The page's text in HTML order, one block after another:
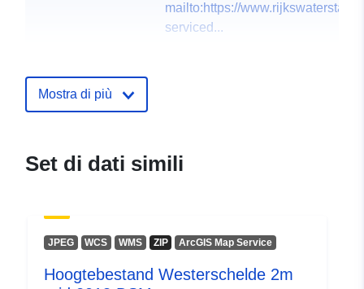
mailto:https://
serviced...
catalogo:
uriRef:
http://data.europa.eu/88u/dataset/
Mostra di più
Set di dati simili
JPEG WCS WMS ZIP ArcGIS Map Service
Hoogtebestand Westerschelde 2m